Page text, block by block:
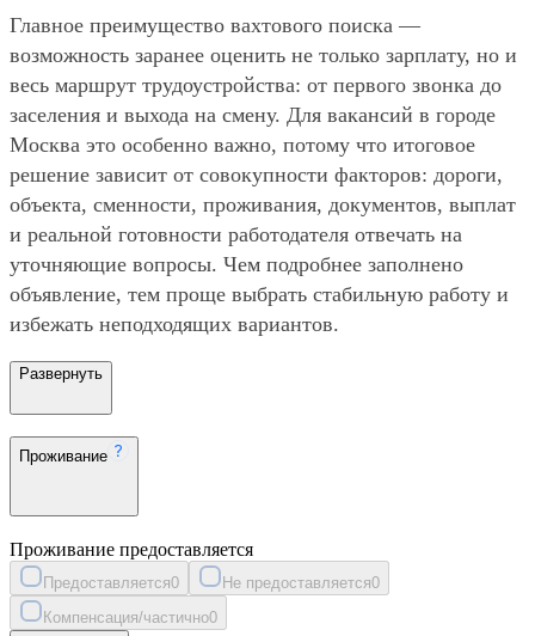
Главное преимущество вахтового поиска —
возможность заранее оценить не только зарплату, но и
весь маршрут трудоустройства: от первого звонка до
заселения и выхода на смену. Для вакансий в городе
Москва это особенно важно, потому что итоговое
решение зависит от совокупности факторов: дороги,
объекта, сменности, проживания, документов, выплат
и реальной готовности работодателя отвечать на
уточняющие вопросы. Чем подробнее заполнено
объявление, тем проще выбрать стабильную работу и
избежать неподходящих вариантов.
Развернуть
Проживание
Проживание предоставляется
Предоставляется0 Не предоставляется0
Компенсация/частично0